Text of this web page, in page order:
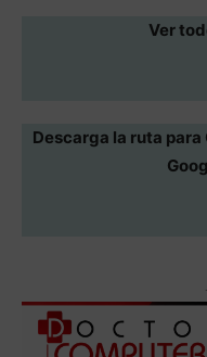
Ver
Descarga la ruta